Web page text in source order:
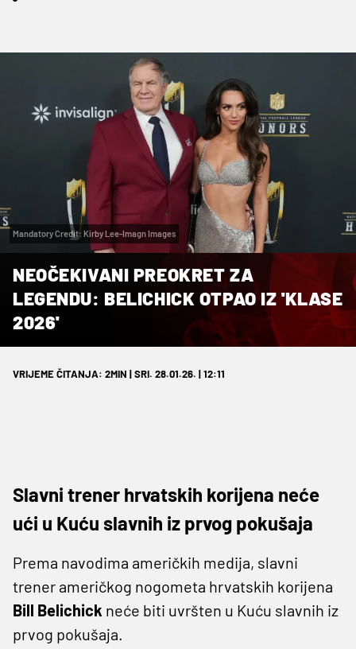
Mandatory Credit: Kirby Lee-Imagn Images
NEOČEKIVANI PREOKRET ZA
LEGENDU: BELICHICK OTPAO IZ 'KLASE
2026'
VRIJEME ČITANJA: 2MIN | SRI. 28.01.26. | 12:11
Slavni trener hrvatskih korijena neće
ući u Kuću slavnih iz prvog pokušaja
Prema navodima američkih medija, slavni
trener američkog nogometa hrvatskih korijena
Bill Belichick neće biti uvršten u Kuću slavnih iz
prvog pokušaja.